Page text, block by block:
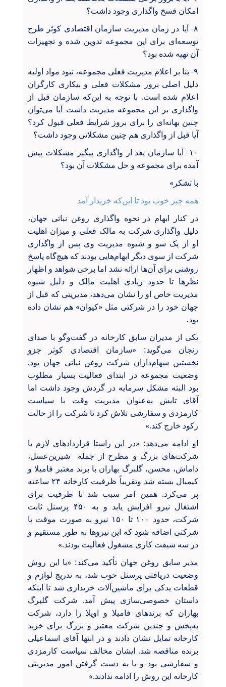
امکان فسخ واگذاری وجود داشت؟
۸- آیا در زمان مدیریت سازمان اقتصادی کوثر طرح
توسعه‌ای برای این مجموعه تدوین شده و تجهیزات
آن تهیه شده بود؟
۹- بنا بر اعلام مدیریت فعلی مجموعه، نبود مواد اولیه
دلیل اصلی بروز مشکلات فعلی و بیکاری کارگران
اعلام شده است. با توجه به این‌که سازمان قبل از
واگذاری بر این مجموعه مدیریت داشت آیا می‌توان
چنین بهانه‌ای را برای بروز شرایط فعلی قبول کرد؟
آیا قبل از واگذاری هم چنین مشکلاتی وجود داشت؟
۱۰- آیا سازمان بعد از واگذاری پیگیر مشکلات پیش
آمده برای مجموعه و حل مشکلات آن بود؟
با تشکر»
همه چیز خوب بود تا این‌که خریدار آمد
در کنار ابهام در نحوه واگذاری روغن نباتی جهان،
دلیل واگذاری شرکت به مالک فعلی و میزان اهلیت
او از یک سو و شیوه مدیریت وی پس از واگذاری
شرکت از سوی دیگر ابهام‌هایی بودند که هیچ‌گاه پاسخ
روشنی برای آن‌ها ارائه نشد اما برخی شواهد و اظهار
نظرها تا حدود زیادی اهلیت مالک و دلیل شیوه
مدیریت خاص او را نشان می‌دهد، مدیریتی که قبل از
جهان خود را در شرکتی مثل «کیوان» هم نشان داده
بود.
یکی از مدیران سابق کارخانه در گفت‌وگو با صدای
زنجان می‌گوید: «سازمان اقتصادی کوثر جزو
نخستین سهام‌داران شرکت روغن نباتی جهان بود.
وضعیت مجموعه در ابتدای فعالیت بسیار مطلوب
بود البته مشکل سرمایه در گردش وجود داشت اما
آقای تابش به‌عنوان مدیریت وقت با سیاست
کارمزدی و سفارشی تلاش کرد تا شرکت را از حالت
رکود خارج کند.»
او ادامه می‌دهد: «در این راستا قراردادهای لازم با
شرکت‌های بزرگ و مطرح از جمله شیرین‌عسل،
داماش، محسن، گلبرگ بهاران با برند معتبر فامیلا و
کیمبال بسته شد وتقریباً ظرفیت کارخانه ۲۴ ساعته
پر می‌کرد. همین امر سبب شد تا ظرفیت برای
اشتغال نیرو افزایش یابد و به ۴۵۰ پرسنل ثابت
شرکت، حدود ۱۰۰ تا ۱۵۰ نیرو به صورت موقت یا
شرکتی اضافه شود که این نیروها به طور مستقیم و
در سه شیفت کاری مشغول فعالیت بودند.»
مدیر سابق روغن جهان تأکید می‌کند: «با این روش
وضعیت دریافتی پرسنل خوب شد، به تدریج لوازم و
قطعات یدکی برای ماشین‌آلات خریداری شد تا اینکه
داستان خصوصی‌سازی پیش آمد. شرکت گلبرگ
بهاران که برندهای فامیلا و اویلا را دارد، شرکت
به‌پخش و چندین شرکت معتبر و بزرگ برای خرید
کارخانه تمایل نشان دادند و در انتها آقای اسماعیلی
برنده مناقصه شد. ایشان مخالف سیاست کارمزدی
و سفارشی بود و با به دست گرفتن امور مدیریتی
کارخانه این روش را ادامه ندادند.»